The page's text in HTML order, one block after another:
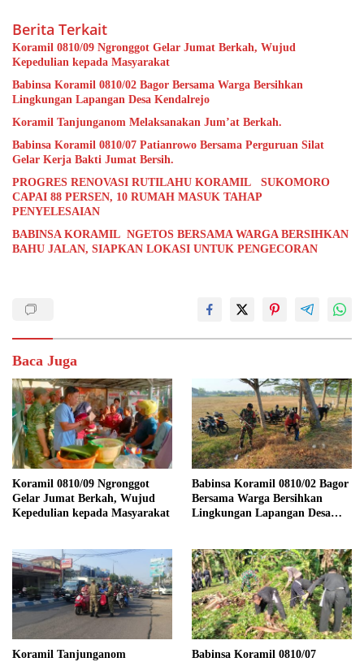
Berita Terkait
Koramil 0810/09 Ngronggot Gelar Jumat Berkah, Wujud
Kepedulian kepada Masyarakat
Babinsa Koramil 0810/02 Bagor Bersama Warga Bersihkan
Lingkungan Lapangan Desa Kendalrejo
Koramil Tanjunganom Melaksanakan Jum’at Berkah.
Babinsa Koramil 0810/07 Patianrowo Bersama Perguruan Silat
Gelar Kerja Bakti Jumat Bersih.
PROGRES RENOVASI RUTILAHU KORAMIL SUKOMORO
CAPAI 88 PERSEN, 10 RUMAH MASUK TAHAP
PENYELESAIAN
BABINSA KORAMIL NGETOS BERSAMA WARGA BERSIHKAN
BAHU JALAN, SIAPKAN LOKASI UNTUK PENGECORAN
Baca Juga
Koramil 0810/09 Ngronggot
Gelar Jumat Berkah, Wujud
Kepedulian kepada Masyarakat
Babinsa Koramil 0810/02 Bagor
Bersama Warga Bersihkan
Lingkungan Lapangan Desa
Koramil Tanjunganom
Babinsa Koramil 0810/07